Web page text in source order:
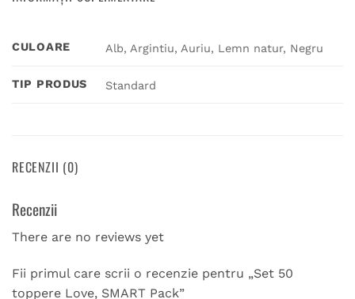
CULOARE Alb, Argintiu, Auriu, Lemn natur, Negru
TIP PRODUS Standard
RECENZII (0)
Recenzii
There are no reviews yet
Fii primul care scrii o recenzie pentru „Set 50
toppere Love, SMART Pack”